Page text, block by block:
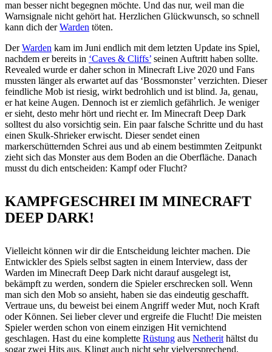
man besser nicht begegnen möchte. Und das nur, weil man die
Warnsignale nicht gehört hat. Herzlichen Glückwunsch, so schnell
kann dich derWarden töten.
DerWarden kam im Juni endlich mit dem letzten Update ins Spiel,
nachdem er bereits in ‘Caves & Cliffs’ seinen Auftritt haben sollte.
Revealed wurde er daher schon in Minecraft Live 2020 und Fans
mussten länger als erwartet auf das ‘Bossmonster’ verzichten. Dieser
feindliche Mob ist riesig, wirkt bedrohlich und ist blind. Ja, genau,
er hat keine Augen. Dennoch ist er ziemlich gefährlich. Je weniger
er sieht, desto mehr hört und riecht er. Im Minecraft Deep Dark
solltest du also vorsichtig sein. Ein paar falsche Schritte und du hast
einen Skulk-Shrieker erwischt. Dieser sendet einen
markerschütternden Schrei aus und ab einem bestimmten Zeitpunkt
zieht sich das Monster aus dem Boden an die Oberfläche. Danach
musst du dich entscheiden: Kampf oder Flucht?
KAMPFGESCHREI IM MINECRAFT
DEEP DARK!
Vielleicht können wir dir die Entscheidung leichter machen. Die
Entwickler des Spiels selbst sagten in einem Interview, dass der
Warden im Minecraft Deep Dark nicht darauf ausgelegt ist,
bekämpft zu werden, sondern die Spieler erschrecken soll. Wenn
man sich den Mob so ansieht, haben sie das eindeutig geschafft.
Vertraue uns, du beweist bei einem Angriff weder Mut, noch Kraft
oder Können. Sei lieber clever und ergreife die Flucht! Die meisten
Spieler werden schon von einem einzigen Hit vernichtend
geschlagen. Hast du eine komplette Rüstung aus Netherit hältst du
sogar zwei Hits aus. Klingt auch nicht sehr vielversprechend.